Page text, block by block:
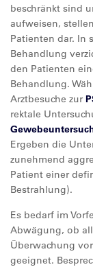
beschränkt sind
aufweisen,
Patienten dar. In
Behandlung
den Patienten
Behandlung.
Arztbesuche zur
rektale
Ergeben die
zunehmend
Patient einer
Bestrahlung).
Es bedarf im
Abwägung, ob
Überwachung
geeignet.